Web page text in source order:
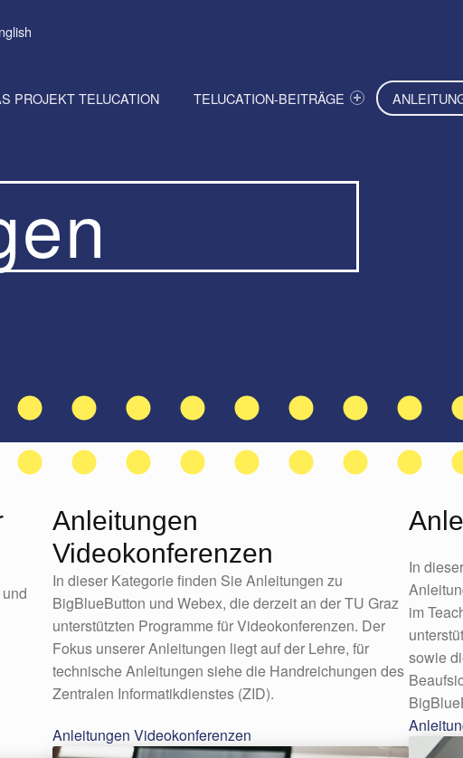
PROJEKT TELUCATION TELUCATION-BEITRÄGE
Anleitungen
Videokonferenzen
In dieser Kategorie finden Sie Anleitungen zu
BigBlueButton und Webex, die derzeit an der TU Graz
unterstützten Programme für Videokonferenzen. Der
Fokus unserer Anleitungen liegt auf der Lehre, für
technische Anleitungen siehe die Handreichungen des
Zentralen Informatikdienstes (ZID).
Anleitungen Videokonferenzen
In
im
sowie